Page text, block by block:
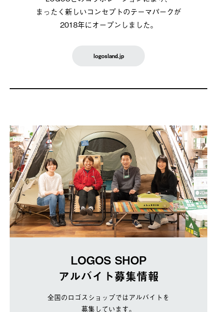
まったく新しいコンセプトのテーマパークが
2018年にオープンしました。
logosland.jp
LOGOS SHOP
アルバイト募集情報
全国のロゴスショップではアルバイトを
募集しています。